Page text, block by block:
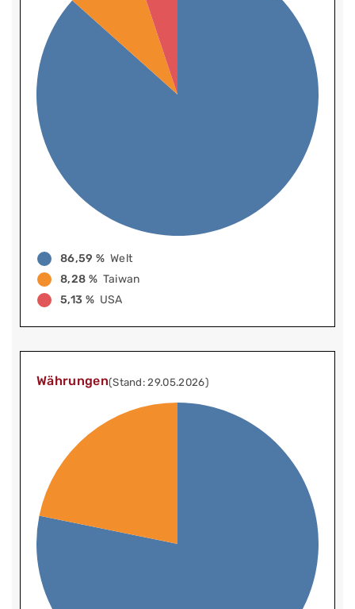
86,59 % Welt
8,28 % Taiwan
5,13 % USA
Währungen(Stand: 29.05.2026)